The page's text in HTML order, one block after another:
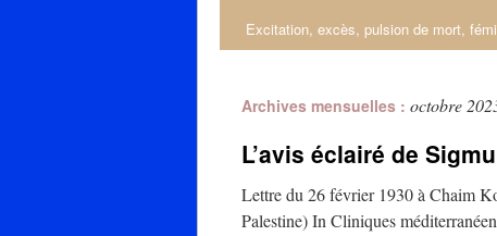
Excitation, excès, pulsion de mort,
Archives mensuelles : octobre
L’avis éclairé de
Lettre du 26 février 1930 à Chaim
Palestine) In Cliniques